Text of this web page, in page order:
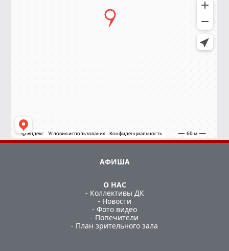
АФИША
О НАС
- Коллективы ДК
- Новости
- Фото видео
- Попечители
- План зрительного зала